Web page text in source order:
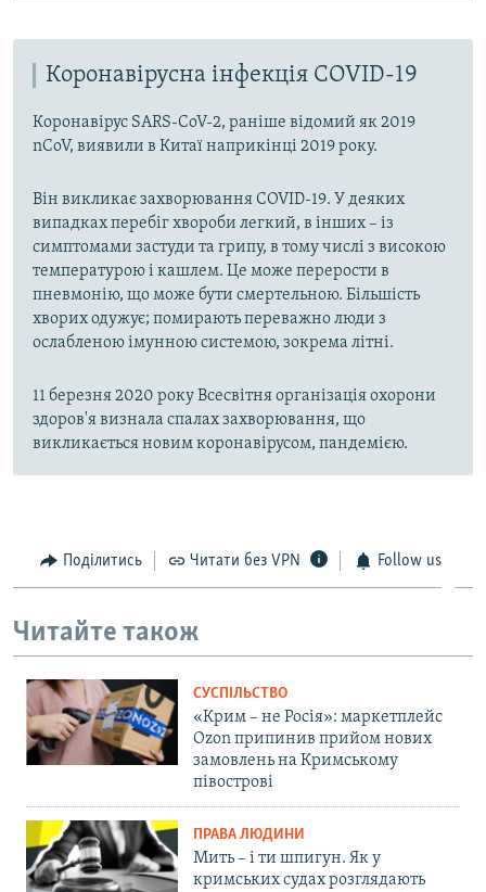
Коронавірусна інфекція COVID-19
Коронавірус SARS-CoV-2, раніше відомий як 2019
nCoV, виявили в Китаї наприкінці 2019 року.
Він викликає захворювання COVID-19. У деяких
випадках перебіг хвороби легкий, в інших – із
симптомами застуди та грипу, в тому числі з високою
температурою і кашлем. Це може перерости в
пневмонію, що може бути смертельною. Більшість
хворих одужує; помирають переважно люди з
ослабленою імунною системою, зокрема літні.
11 березня 2020 року Всесвітня організація охорони
здоров'я визнала спалах захворювання, що
викликається новим коронавірусом, пандемією.
Поділитись Читати без VPN Follow us
Читайте також
СУСПІЛЬСТВО
«Крим – не Росія»: маркетплейс
Ozon припинив прийом нових
замовлень на Кримському
півострові
ПРАВА ЛЮДИНИ
Мить – і ти шпигун. Як у
кримських судах розглядають